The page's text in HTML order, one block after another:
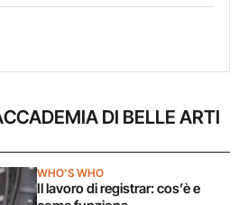
DI BELLE ARTI
WHO'S WHO
Il lavoro di registrar: cos’è e